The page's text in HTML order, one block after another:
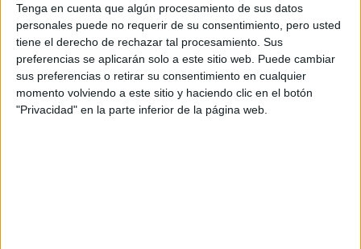
Tenga en cuenta que algún procesamiento de sus datos
personales puede no requerir de su consentimiento, pero usted
tiene el derecho de rechazar tal procesamiento. Sus
preferencias se aplicarán solo a este sitio web. Puede cambiar
sus preferencias o retirar su consentimiento en cualquier
momento volviendo a este sitio y haciendo clic en el botón
"Privacidad" en la parte inferior de la página web.
Circuitos
F1
Fórmula E
F2 / F3 / F4
Resistencia
Indycar